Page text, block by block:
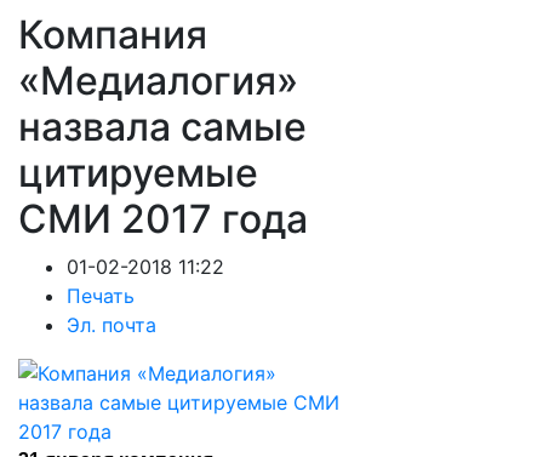
Компания
«Медиалогия»
назвала самые
цитируемые
СМИ 2017 года
01-02-2018 11:22
Печать
Эл. почта